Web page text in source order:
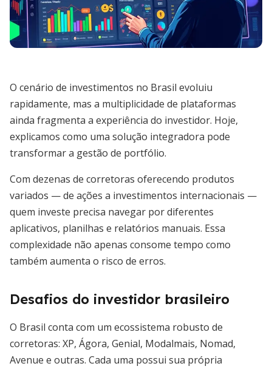
O cenário de investimentos no Brasil evoluiu
rapidamente, mas a multiplicidade de plataformas
ainda fragmenta a experiência do investidor. Hoje,
explicamos como uma solução integradora pode
transformar a gestão de portfólio.
Com dezenas de corretoras oferecendo produtos
variados — de ações a investimentos internacionais —
quem investe precisa navegar por diferentes
aplicativos, planilhas e relatórios manuais. Essa
complexidade não apenas consome tempo como
também aumenta o risco de erros.
Desafios do investidor brasileiro
O Brasil conta com um ecossistema robusto de
corretoras: XP, Ágora, Genial, Modalmais, Nomad,
Avenue e outras. Cada uma possui sua própria